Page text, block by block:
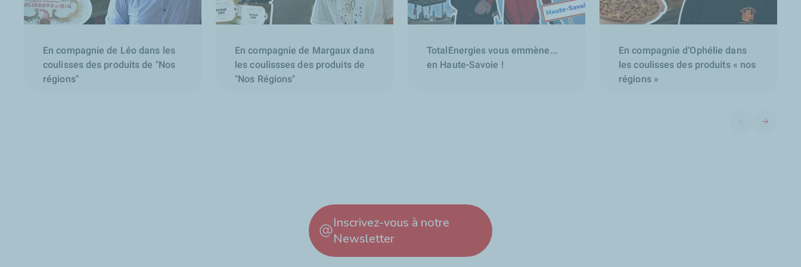
En compagnie de Léo dans les
coulisses des produits de "Nos
régions"
En compagnie de Margaux dans
les coulissses des produits de
"Nos Régions"
TotalEnergies vous emmène...
en Haute-Savoie !
En compagnie d’Ophélie dans
les coulisses des produits « nos
régions »
Diapositive
Inscrivez-vous à notre
Newsletter